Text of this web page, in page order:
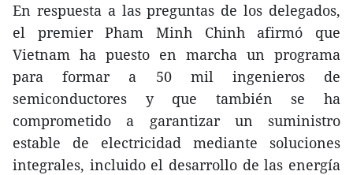
En respuesta a las preguntas de los delegados,
el premier Pham Minh Chinh afirmó que
Vietnam ha puesto en marcha un programa
para formar a 50 mil ingenieros de
semiconductores y que también se ha
comprometido a garantizar un suministro
estable de electricidad mediante soluciones
integrales, incluido el desarrollo de las energía